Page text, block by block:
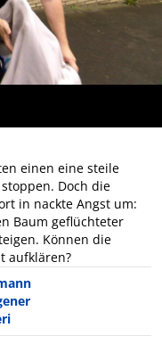
einen eine steile
Doch die
in nackte Angst um:
Baum geflüchteter
Können die
aufklären?